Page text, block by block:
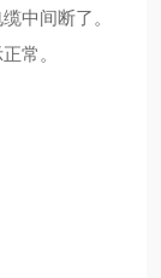
中间断了。
常。